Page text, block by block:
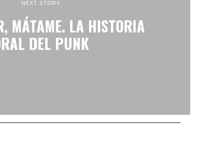
NEXT STORY
MÁTAME. LA HISTORIA
DEL PUNK